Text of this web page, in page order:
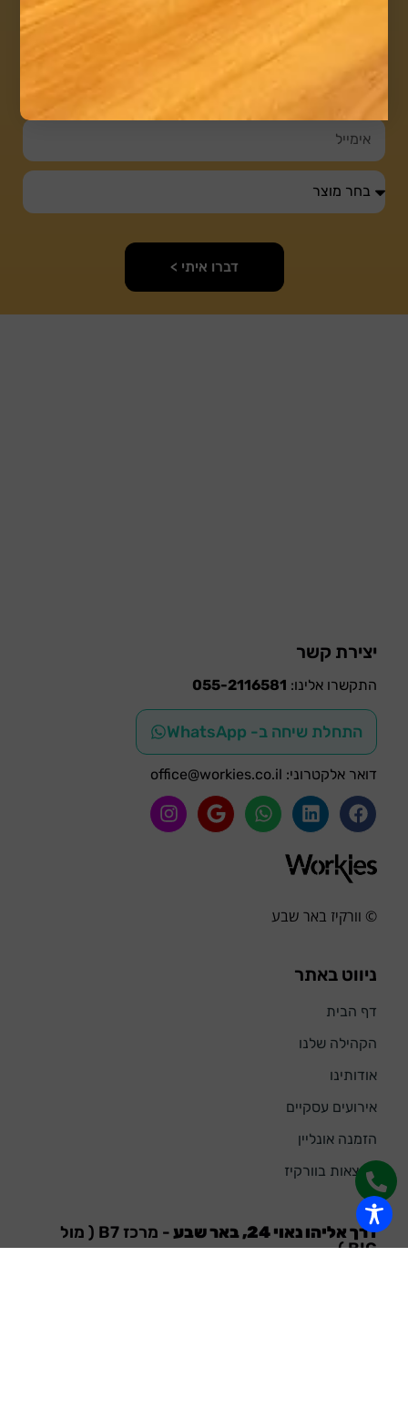
דברו איתי >
ניווט באתר
דף הבית
הקהילה שלנו
אודותינו
אירועים עסקיים
הזמנה אונליין
הרצאות בוורקיז
יצירת קשר
התקשרו אלינו: 055-2116581
התחלת שיחה ב- WhatsApp
דואר אלקטרוני: office@workies.co.il
© וורקיז באר שבע
דרך אליהו נאוי 24, באר שבע
- מרכז B7 ( מול
BIG )